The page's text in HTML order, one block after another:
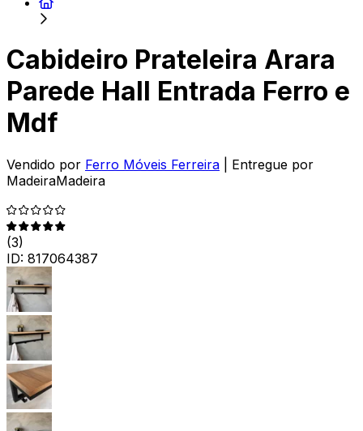
Cabideiro Prateleira Arara
Parede Hall Entrada Ferro e
Mdf
Vendido por Ferro Móveis Ferreira
| Entregue por
MadeiraMadeira
(3)
ID: 817064387